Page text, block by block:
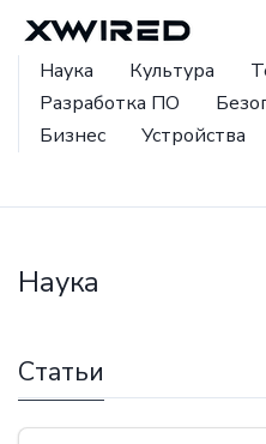
Наука Культура
Разработка ПО
Бизнес
Устройства
Наука
Статьи